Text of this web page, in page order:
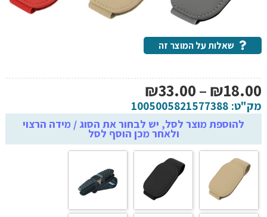
שאלות על המוצר זה
₪18.00
–
₪33.00
מחירים:
עד
מק"ט: 1005005821577388
להוספת מוצר לסל, יש לבחור את הסוג / מידה הרצוי
ולאחר מכן הוסף לסל